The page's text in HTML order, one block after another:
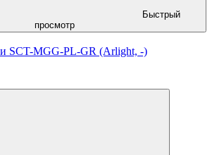
Быстрый
просмотр
SCT-MGG-PL-GR (Arlight, -)